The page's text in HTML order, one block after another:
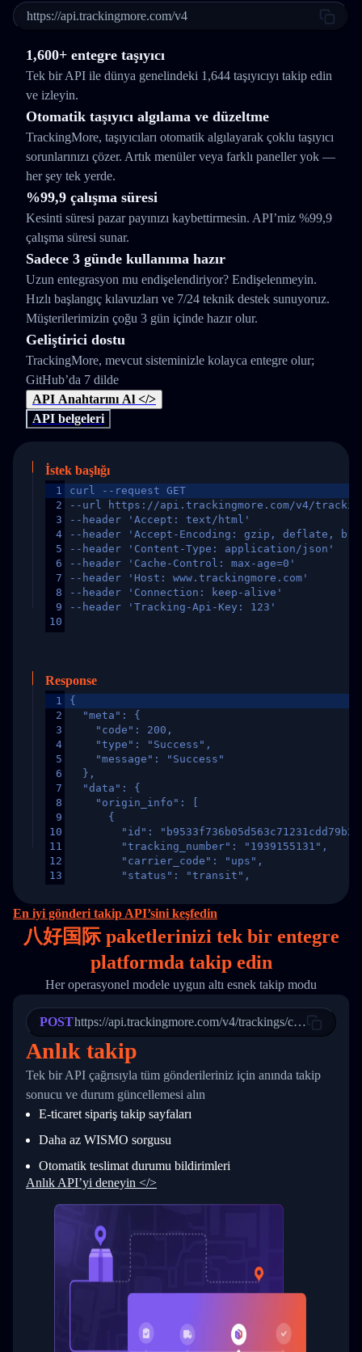
https://api.trackingmore.com/v4
1,600+ entegre taşıyıcı
Tek bir API ile dünya genelindeki 1,644 taşıyıcıyı takip edin
ve izleyin.
Otomatik taşıyıcı algılama ve düzeltme
TrackingMore, taşıyıcıları otomatik algılayarak çoklu taşıyıcı
sorunlarınızı çözer. Artık menüler veya farklı paneller yok —
her şey tek yerde.
%99,9 çalışma süresi
Kesinti süresi pazar payınızı kaybettirmesin. API’miz %99,9
çalışma süresi sunar.
Sadece 3 günde kullanıma hazır
Uzun entegrasyon mu endişelendiriyor? Endişelenmeyin.
Hızlı başlangıç kılavuzları ve 7/24 teknik destek sunuyoruz.
Müşterilerimizin çoğu 3 gün içinde hazır olur.
Geliştirici dostu
TrackingMore, mevcut sisteminizle kolayca entegre olur;
GitHub’da 7 dilde
API Anahtarını Al </>
API belgeleri
İstek başlığı
1
2
3
4
5
6
7
8
9
10
curl --request GET
--url https://api.trackingmore.com/v4/trackings/
--header 'Accept: text/html'
--header 'Accept-Encoding: gzip, deflate,
--header 'Content-Type: application/json'
--header 'Cache-Control: max-age=0'
--header 'Host: www.trackingmore.com'
--header 'Connection: keep-alive'
--header 'Tracking-Api-Key: 123'
Response
1
2
3
4
5
6
7
8
9
10
11
12
13
16
17
18
20
21
22
23
24
25
27
28
29
31
33
34
{
  "meta": {
    "code": 200,
    "type": "Success",
    "message": "Success"
  },
  "data": {
    "origin_info": [
      {
"id":
        "tracking_number": "1939155131",
        "carrier_code": "ups",
        "status": "transit",
        "itemTimeLength": 2,
        "weblink": "",
        "phone": null,
        "trackinfo": [
          {
            "Date": "2017-03-08 04: 22: 00",
"StatusDescription": "Departed
"Details": "Departed Facility
          },
          {
            "Date": "2017-03-06 15:28:00",
"StatusDescription": "Shipment
"Details": "BEIJING-
          }
        ]
      }
  }
}
En iyi gönderi takip API’sini keşfedin
八好国际 paketlerinizi tekbir entegre
platformda takip edin
Her operasyonel modele uygun altı esnek takip modu
POSThttps://api.trackingmore.com/v4/trackings/create
Anlık takip
Tek bir API çağrısıyla tüm gönderileriniz için anında takip
sonucu ve durum güncellemesi alın
E-ticaret sipariş takip sayfaları
Daha az WISMO sorgusu
Otomatik teslimat durumu bildirimleri
Anlık API’yi deneyin </>